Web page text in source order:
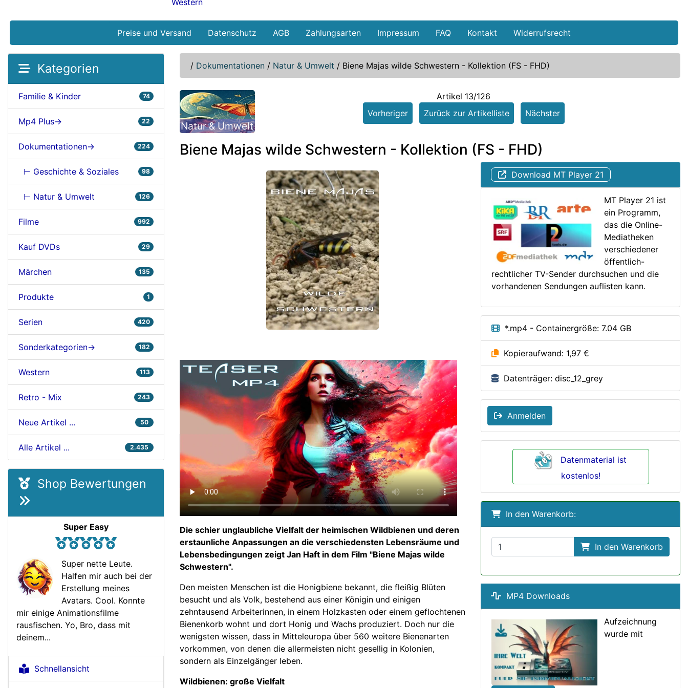
Western
Preise und Versand Datenschutz AGB Zahlungsarten Impressum FAQ Kontakt Widerrufsrecht
Kategorien
Familie & Kinder 74
Mp4 Plus-> 22
Dokumentationen-> 224
⊢ Geschichte & Soziales 98
⊢ Natur & Umwelt 126
Filme 992
Kauf DVDs 29
Märchen 135
Produkte 1
Serien 420
Sonderkategorien-> 182
Western 113
Retro - Mix 243
Neue Artikel ... 50
Alle Artikel ... 2.435
Shop Bewertungen
Super Easy
Super nette Leute.
Halfen mir auch bei der
Erstellung meines
Avatars. Cool. Konnte
mir einige Animationsfilme
rausfischen. Yo, Bro, dass mit
deinem...
Schnellansicht
/ Dokumentationen / Natur & Umwelt / Biene Majas wilde Schwestern - Kollektion (FS - FHD)
Natur & Umwelt
Artikel 13/126
Vorheriger
Zurück zur Artikelliste Nächster
Biene Majas wilde Schwestern - Kollektion (FS - FHD)
Die schier unglaubliche Vielfalt der heimischen Wildbienen und deren
erstaunliche Anpassungen an die verschiedensten Lebensräume und
Lebensbedingungen zeigt Jan Haft in dem Film "Biene Majas wilde
Schwestern".
Den meisten Menschen ist die Honigbiene bekannt, die fleißig Blüten
besucht und als Volk, bestehend aus einer Königin und einigen
zehntausend Arbeiterinnen, in einem Holzkasten oder einem geflochtenen
Bienenkorb wohnt und dort Honig und Wachs produziert. Doch nur die
wenigsten wissen, dass in Mitteleuropa über 560 weitere Bienenarten
vorkommen, von denen die allermeisten nicht gesellig in Kolonien,
sondern als Einzelgänger leben.
Wildbienen: große Vielfalt
Download MT Player 21
MT Player 21 ist
ein Programm,
das die Online-
Mediatheken
verschiedener
öffentlich-
rechtlicher TV-Sender durchsuchen und die
vorhandenen Sendungen auflisten kann.
*.mp4 - Containergröße: 7.04 GB
Kopieraufwand: 1,97 €
Datenträger: disc_12_grey
Anmelden
Datenmaterial ist
kostenlos!
In den Warenkorb:
In den Warenkorb
MP4 Downloads
Aufzeichnung
wurde mit